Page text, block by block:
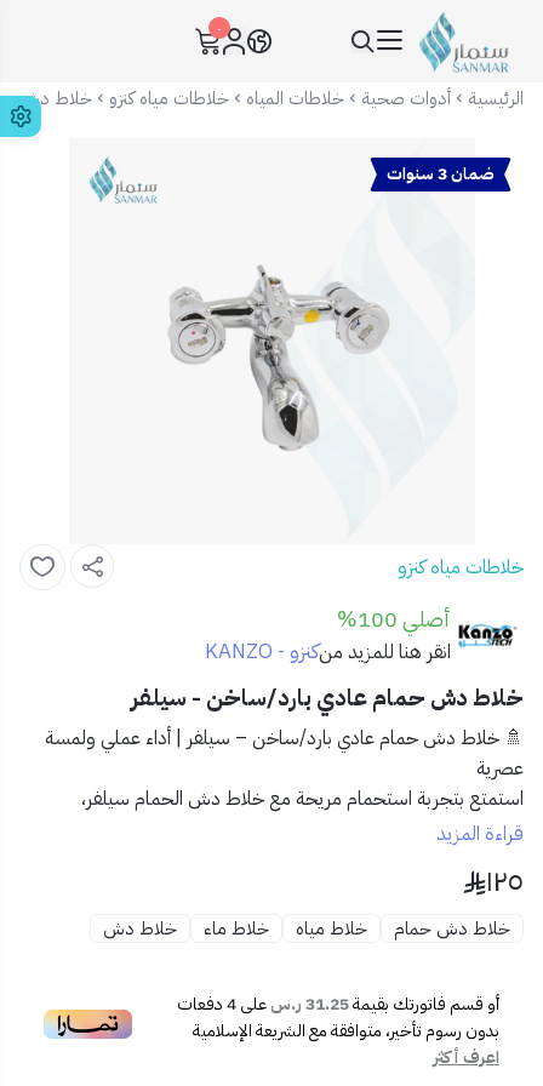
سنمار Sanmar
٠
الرئيسية أدوات صحية خلاطات المياه خلاطات مياه كنزو خلاط دش
ضمان 3 سنوات
خلاطات مياه كنزو
أصلي 100%
انقر هنا للمزيد منكنزو - KANZO
خلاط دش حمام عادي بارد/ساخن - سيلفر
🚿 خلاط دش حمام عادي بارد/ساخن – سيلفر | أداء عملي ولمسة
عصرية
استمتع بتجربة استحمام مريحة معخلاط دش الحمام سيلفر،
بتصميمه الكلاسيكي وتشطيبه اللامع، يتيح لك التحكم بدرجة حرارة
والوظيفي.
💎تشطيب كروم سيلفر مقاوم للصدأ والتآكل
🧼تصميم سهل التنظيف ومقاوم للبقع الكلسية
🔧تركيب جداري سهل ومناسب لغالبية تمديدات الحمامات
قراءة المزيد
١٢٥
خلاط دش حمام خلاط مياه خلاط ماء خلاط دش
أو قسم فاتورتك بقيمة31.25 ر.س على4دفعات
بدون رسوم تأخير، متوافقة مع الشريعة الإسلامية
اعرف أكثر